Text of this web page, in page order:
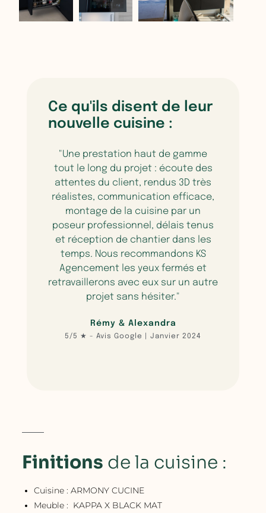
Ce qu'ils disent de leur
nouvelle cuisine :
"Une prestation haut de gamme
tout le long du projet : écoute des
attentes du client, rendus 3D très
réalistes, communication efficace,
montage de la cuisine par un
poseur professionnel, délais tenus
et réception de chantier dans les
temps. Nous recommandons KS
Agencement les yeux fermés et
retravaillerons avec eux sur un autre
projet sans hésiter."
Rémy & Alexandra
5/5 ★ - Avis Google | Janvier 2024​
Finitions de la cuisine :
Cuisine : ARMONY CUCINE
Meuble : KAPPA X BLACK MAT